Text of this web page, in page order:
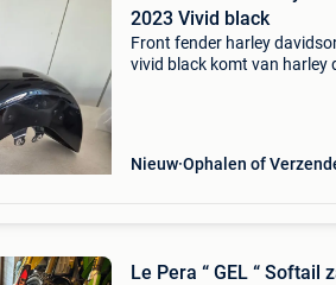
2023 Vivid black
Front fender harley
vivid black komt van harley
Nieuw Ophalen of
Le Pera “ GEL “ Softail